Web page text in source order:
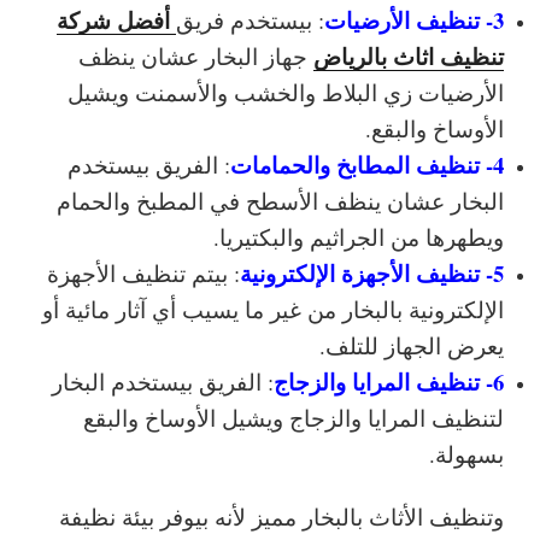
3- تنظيف الأرضيات : بيستخدم فريق أفضل شركة
تنظيف اثاث بالرياض جهاز البخار عشان ينظف
الأرضيات زي البلاط والخشب والأسمنت ويشيل
الأوساخ والبقع.
4- تنظيف المطابخ والحمامات
: الفريق بيستخدم
البخار عشان ينظف الأسطح في المطبخ والحمام
ويطهرها من الجراثيم والبكتيريا.
5- تنظيف الأجهزة الإلكترونية
: بيتم تنظيف الأجهزة
الإلكترونية بالبخار من غير ما يسيب أي آثار مائية أو
يعرض الجهاز للتلف.
6- تنظيف المرايا والزجاج
: الفريق بيستخدم البخار
لتنظيف المرايا والزجاج ويشيل الأوساخ والبقع
بسهولة.
وتنظيف الأثاث بالبخار مميز لأنه بيوفر بيئة نظيفة